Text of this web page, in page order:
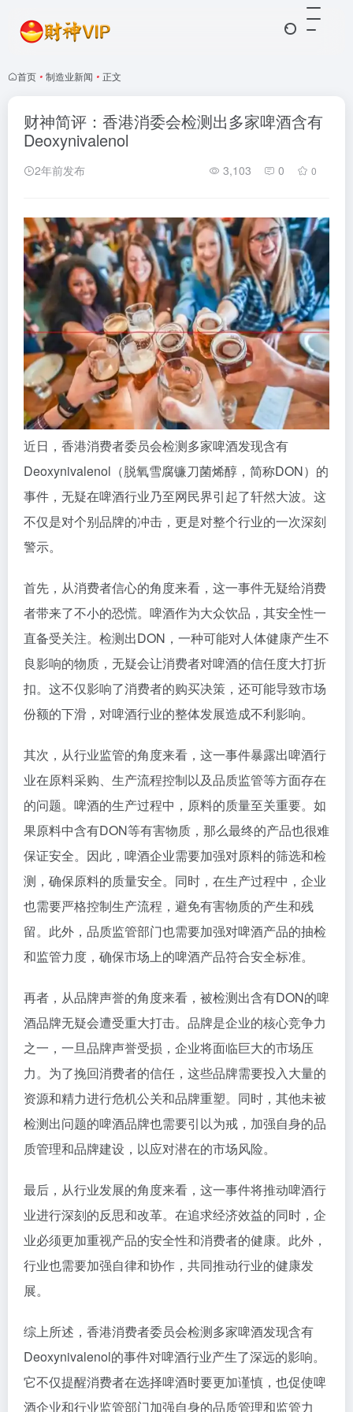
首页 • 制造业新闻 • 正文
财神简评：香港消委会检测出多家啤酒含有
Deoxynivalenol
2年前发布 3,103 0 0
近日，香港消费者委员会检测多家啤酒发现含有
Deoxynivalenol（脱氧雪腐镰刀菌烯醇，简称DON）的
事件，无疑在啤酒行业乃至网民界引起了轩然大波。这
不仅是对个别品牌的冲击，更是对整个行业的一次深刻
警示。
首先，从消费者信心的角度来看，这一事件无疑给消费
者带来了不小的恐慌。啤酒作为大众饮品，其安全性一
直备受关注。检测出DON，一种可能对人体健康产生不
良影响的物质，无疑会让消费者对啤酒的信任度大打折
扣。这不仅影响了消费者的购买决策，还可能导致市场
份额的下滑，对啤酒行业的整体发展造成不利影响。
其次，从行业监管的角度来看，这一事件暴露出啤酒行
业在原料采购、生产流程控制以及品质监管等方面存在
的问题。啤酒的生产过程中，原料的质量至关重要。如
果原料中含有DON等有害物质，那么最终的产品也很难
保证安全。因此，啤酒企业需要加强对原料的筛选和检
测，确保原料的质量安全。同时，在生产过程中，企业
也需要严格控制生产流程，避免有害物质的产生和残
留。此外，品质监管部门也需要加强对啤酒产品的抽检
和监管力度，确保市场上的啤酒产品符合安全标准。
再者，从品牌声誉的角度来看，被检测出含有DON的啤
酒品牌无疑会遭受重大打击。品牌是企业的核心竞争力
之一，一旦品牌声誉受损，企业将面临巨大的市场压
力。为了挽回消费者的信任，这些品牌需要投入大量的
资源和精力进行危机公关和品牌重塑。同时，其他未被
检测出问题的啤酒品牌也需要引以为戒，加强自身的品
质管理和品牌建设，以应对潜在的市场风险。
最后，从行业发展的角度来看，这一事件将推动啤酒行
业进行深刻的反思和改革。在追求经济效益的同时，企
业必须更加重视产品的安全性和消费者的健康。此外，
行业也需要加强自律和协作，共同推动行业的健康发
展。
综上所述，香港消费者委员会检测多家啤酒发现含有
Deoxynivalenol的事件对啤酒行业产生了深远的影响。
它不仅提醒消费者在选择啤酒时要更加谨慎，也促使啤
酒企业和行业监管部门加强自身的品质管理和监管力